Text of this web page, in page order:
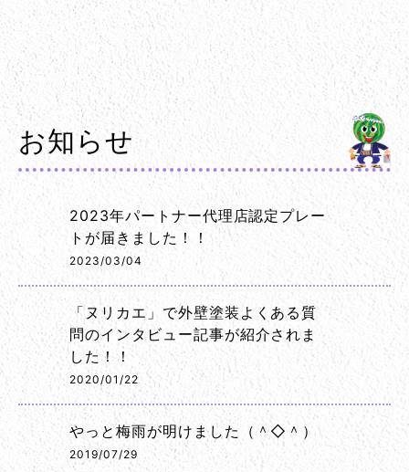
お知らせ
2023年パートナー代理店認定プレー
トが届きました！！
2023/03/04
「ヌリカエ」で外壁塗装よくある質
問のインタビュー記事が紹介されま
した！！
2020/01/22
やっと梅雨が明けました（＾◇＾）
2019/07/29